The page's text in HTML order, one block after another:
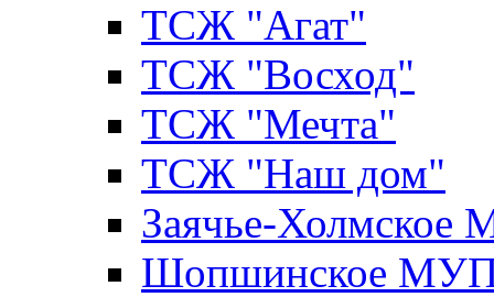
ТСЖ "Агат"
ТСЖ "Восход"
ТСЖ "Мечта"
ТСЖ "Наш дом"
Заячье-
Шопшинское